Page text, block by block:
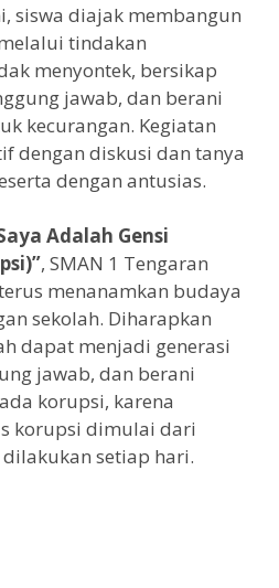
siswa diajak membangun
tindakan
menyontek, bersikap
jawab, dan berani
kecurangan. Kegiatan
dengan diskusi dan tanya
dengan antusias.
Adalah Gensi
, SMAN 1 Tengaran
menanamkan budaya
sekolah. Diharapkan
dapat menjadi generasi
jawab, dan berani
korupsi, karena
korupsi dimulai dari
setiap hari.